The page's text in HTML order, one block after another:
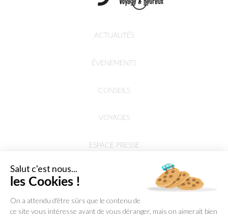
ACTUALITÉS
ÉVENEMENTS
CONSEILS
VOYAGES
ESPACE PRESSE
Salut c'est nous...
les Cookies !
On a attendu d'être sûrs que le contenu de
ce site vous intéresse avant de vous déranger, mais on aimerait bien